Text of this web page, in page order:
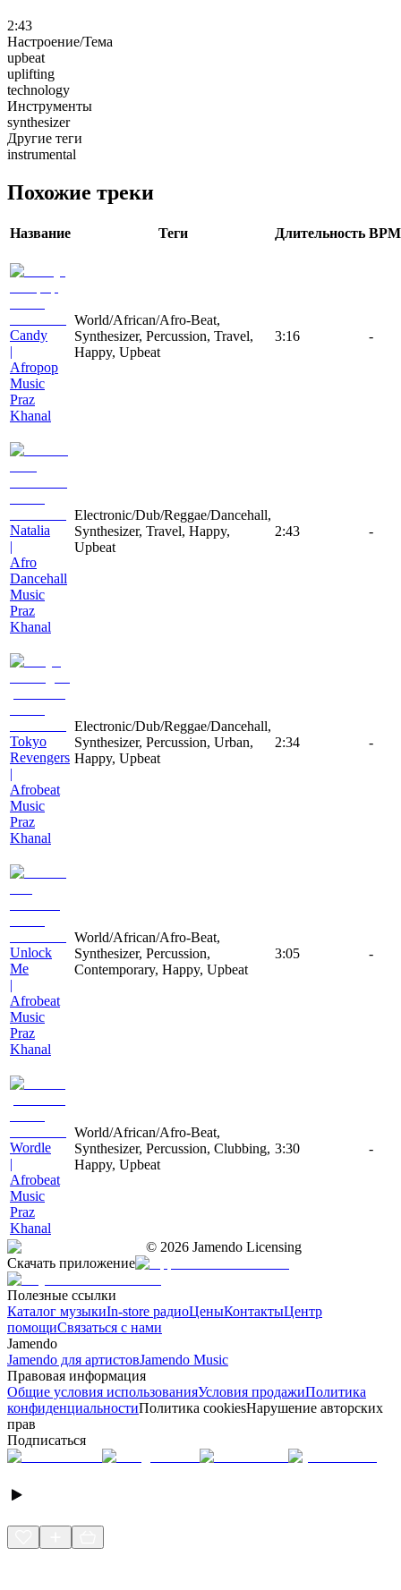
2:43
Настроение/Тема
upbeat
uplifting
technology
Инструменты
synthesizer
Другие теги
instrumental
Похожие треки
Название Теги Длительность BPM
Candy
|
Afropop
Music
Praz
Khanal
World/African/Afro-Beat,
Synthesizer, Percussion, Travel,
Happy, Upbeat
3:16 -
Natalia
|
Afro
Dancehall
Music
Praz
Khanal
Electronic/Dub/Reggae/Dancehall,
Synthesizer, Travel, Happy,
Upbeat
2:43 -
Tokyo
Revengers
|
Afrobeat
Music
Praz
Khanal
Electronic/Dub/Reggae/Dancehall,
Synthesizer, Percussion, Urban,
Happy, Upbeat
2:34 -
Unlock
Me
|
Afrobeat
Music
Praz
Khanal
World/African/Afro-Beat,
Synthesizer, Percussion,
Contemporary, Happy, Upbeat
3:05 -
Wordle
|
Afrobeat
Music
Praz
Khanal
World/African/Afro-Beat,
Synthesizer, Percussion, Clubbing,
Happy, Upbeat
3:30 -
© 2026 Jamendo Licensing
Скачать приложение
Полезные ссылки
Каталог музыкиIn-store радиоЦеныКонтактыЦентр
помощиСвязаться с нами
Jamendo
Jamendo для артистовJamendo Music
Правовая информация
Общие условия использованияУсловия продажиПолитика
конфиденциальностиПолитика cookiesНарушение авторских
прав
Подписаться